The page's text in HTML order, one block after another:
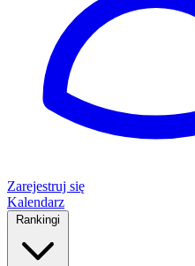
Zarejestruj się
Kalendarz
Rankingi